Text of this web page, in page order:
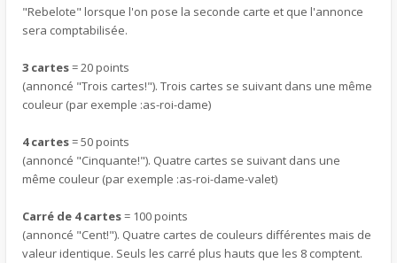
"Rebelote" lorsque l'on pose la seconde carte et que l'annonce
sera comptabilisée.
3 cartes= 20 points
(annoncé "Trois cartes!"). Trois cartes se suivant dans une même
couleur (par exemple :as-roi-dame)
4 cartes= 50 points
(annoncé "Cinquante!"). Quatre cartes se suivant dans une
même couleur (par exemple :as-roi-dame-valet)
Carré de 4 cartes= 100 points
(annoncé "Cent!"). Quatre cartes de couleurs différentes mais de
valeur identique. Seuls les carré plus hauts que les 8 comptent.